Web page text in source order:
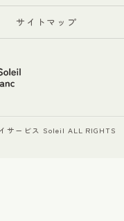
サイトマップ
サービス Soleil ALL RIGHTS